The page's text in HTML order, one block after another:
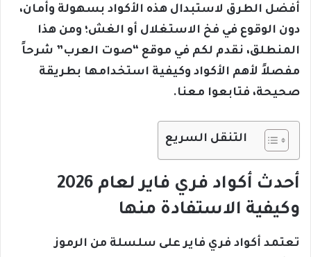
أفضل الطرق لاستبدال هذه الأكواد بسهولة وأمان،
دون الوقوع في فخ الاستغلال أو الغش؛ ومن هذا
المنطلق، نقدم لكم في موقع “صوت العرب” شرحاً
مفصلاً لأهم الأكواد وكيفية استخدامها بطريقة
صحيحة، فتابعوا معنا.
التنقل السريع
أحدث أكواد فري فاير لعام 2026
وكيفية الاستفادة منها
تعتمد أكواد فري فاير على سلسلة من الرموز